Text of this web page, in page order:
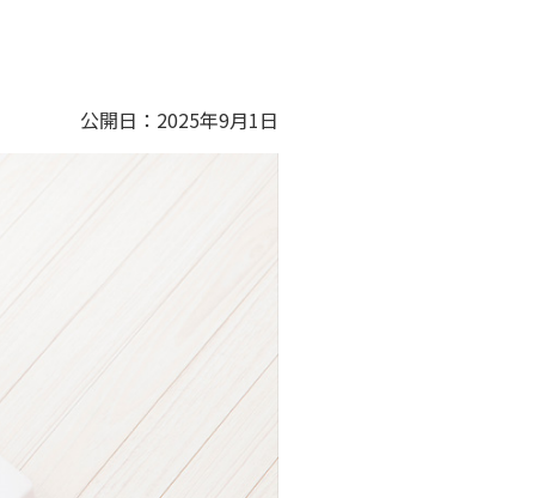
法人・自治体向けサービス
お困りごと・お問い合わせ
（チャット）
休止・解約
公開日：2025年9月1日